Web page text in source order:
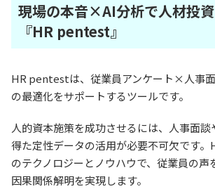
現場の本音×AI分析で人材投
『HR pentest』
HR pentestは、従業員アンケート×人事
の最適化をサポートするツールです。
人的資本施策を成功させるには、人事面
得た定性データの活用が必要不可欠です
のテクノロジーとノウハウで、従業員の声
因果関係解明を実現します。